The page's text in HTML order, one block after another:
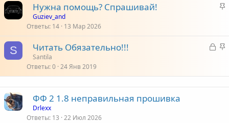
З
е
Нужна помощь? Спрашивай!
Guziev_and
Ответы 14 13 Мар 2026
S
З
З
Читать Обязательно!!!
Santila
Ответы 0 24 Янв 2019
ФФ 2 1.8 неправильная прошивка
Drlexx
Ответы 13 22 Июл 2026